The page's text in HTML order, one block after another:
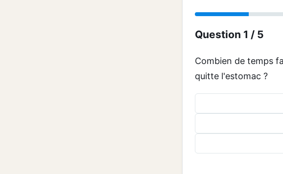
Question 1 / 5
Combien de temps
quitte l'estomac ?